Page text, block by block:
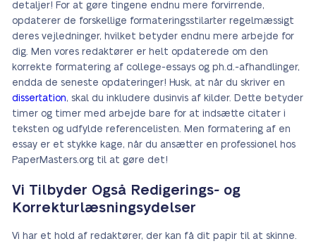
detaljer! For at gøre tingene endnu mere forvirrende,
opdaterer de forskellige formateringsstilarter regelmæssigt
deres vejledninger, hvilket betyder endnu mere arbejde for
dig. Men vores redaktører er helt opdaterede om den
korrekte formatering af college-essays og ph.d.-afhandlinger,
endda de seneste opdateringer! Husk, at når du skriver en
dissertation, skal du inkludere dusinvis af kilder. Dette betyder
timer og timer med arbejde bare for at indsætte citater i
teksten og udfylde referencelisten. Men formatering af en
essay er et stykke kage, når du ansætter en professionel hos
PaperMasters.org til at gøre det!
Vi Tilbyder Også Redigerings- og
Korrekturlæsningsydelser
Vi har et hold af redaktører, der kan få dit papir til at skinne.